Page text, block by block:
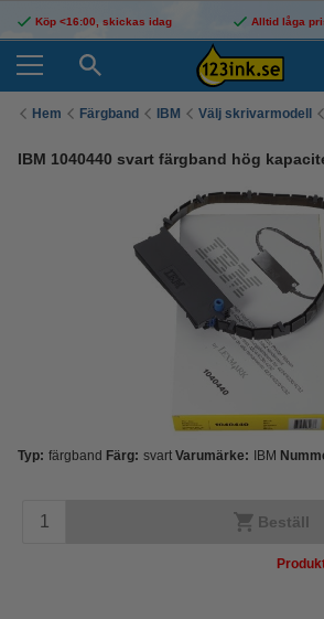
Köp <16:00, skickas idag Alltid låga
Hem Färgband IBM Välj skrivarmodell
IBM 1040440 svart färgband hög
Typ: färgband Färg: svart Varumärke: IBM
Beställ